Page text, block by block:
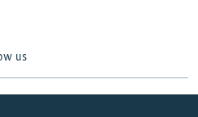
us